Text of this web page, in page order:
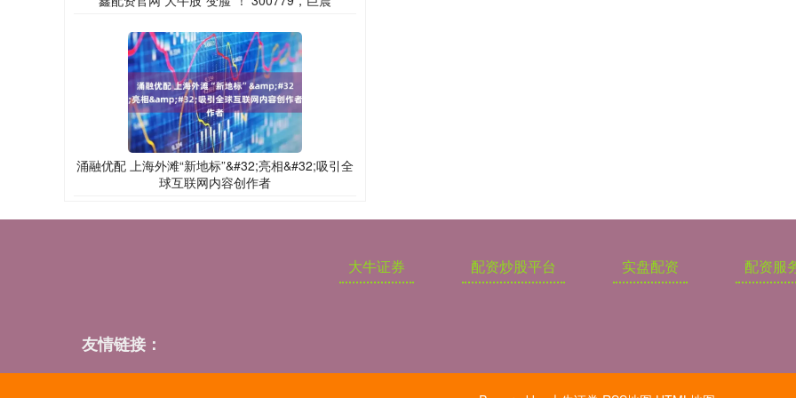
涌融优配 上海外滩“新地标”&#32;亮相&#32;吸引全
球互联网内容创作者
大牛证券 配资炒股平台 实盘配资 配资服
友情链接：